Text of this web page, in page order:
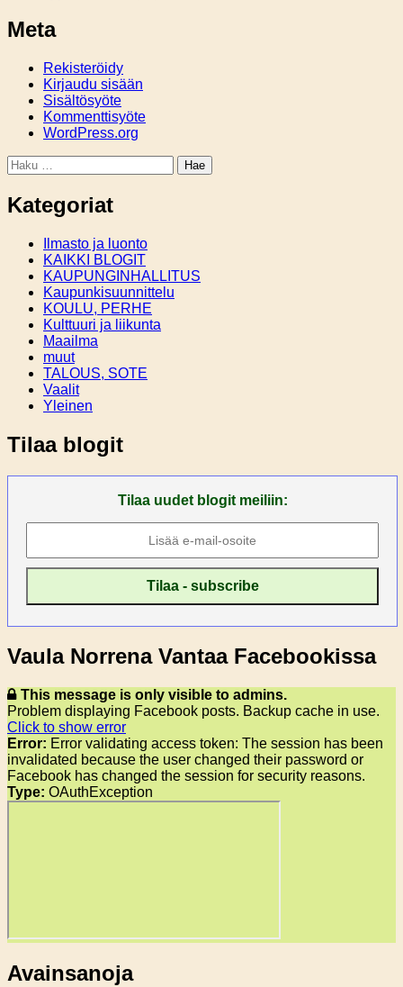
Meta
Rekisteröidy
Kirjaudu sisään
Sisältösyöte
Kommenttisyöte
WordPress.org
Haku:
Kategoriat
Ilmasto ja luonto
KAIKKI BLOGIT
KAUPUNGINHALLITUS
Kaupunkisuunnittelu
KOULU, PERHE
Kulttuuri ja liikunta
Maailma
muut
TALOUS, SOTE
Vaalit
Yleinen
Tilaa blogit
Tilaa uudet blogit meiliin:
Vaula Norrena Vantaa Facebookissa
This message is only visible to admins.
Problem displaying Facebook posts. Backup cache in use.
Click to show error
Error: Error validating access token: The session has been
invalidated because the user changed their password or
Facebook has changed the session for security reasons.
Type: OAuthException
Avainsanoja